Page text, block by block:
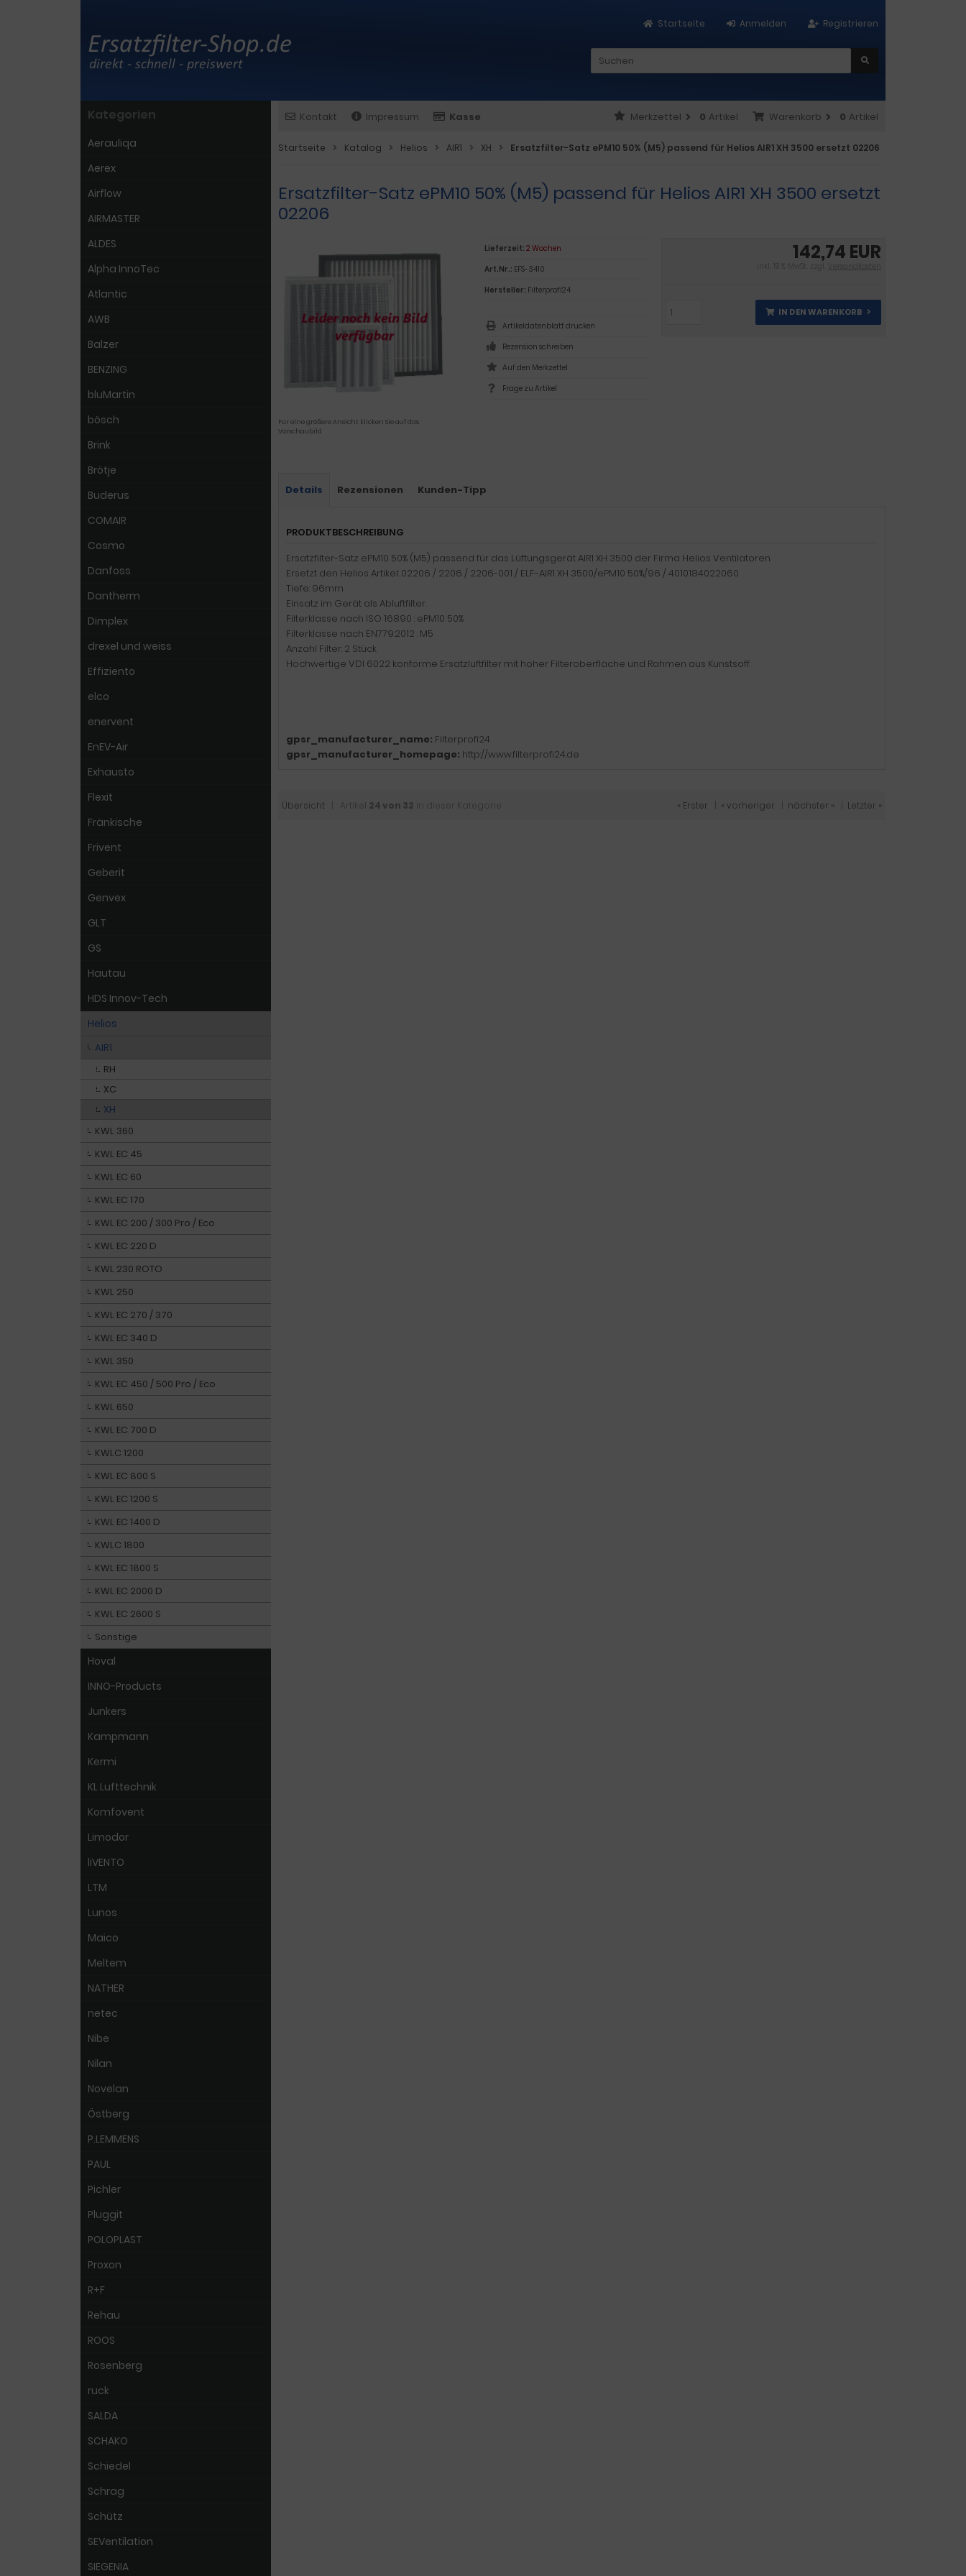
Registrieren
Anmelden
Startseite
Kontakt Impressum Kasse Warenkorb 0 Artikel
Merkzettel 0 Artikel
Startseite Katalog Helios AIR1 XH Ersatzfilter-Satz ePM10 50% (M5) passend für Helios AIR1 XH 3500 ersetzt 02206
Ersatzfilter-Satz ePM10 50% (M5) passend für Helios AIR1 XH 3500 ersetzt
02206
Für eine größere Ansicht klicken Sie auf das
Vorschaubild
142,74 EUR
inkl. 19 % MwSt. zzgl. Versandkosten
IN DEN WARENKORB
Lieferzeit: 2 Wochen
Art.Nr.: EFS-3410
Hersteller: Filterprofi24
Artikeldatenblatt drucken
Rezension schreiben
Frage zu Artikel
Details Rezensionen Kunden-Tipp
PRODUKTBESCHREIBUNG
Ersatzfilter-Satz ePM10 50% (M5) passend für das Lüftungsgerät AIR1 XH 3500 der Firma Helios Ventilatoren.
Ersetzt den Helios Artikel: 02206 / 2206 / 2206-001 / ELF-AIR1 XH 3500/ePM10 50%/96 / 4010184022060
Tiefe: 96mm
Einsatz im Gerät als Abluftfilter.
Filterklasse nach ISO 16890 : ePM10 50%
Filterklasse nach EN779:2012 : M5
Anzahl Filter: 2 Stück
Hochwertige VDI 6022 konforme Ersatzluftfilter mit hoher Filteroberfläche und Rahmen aus Kunstsoff.
gpsr_manufacturer_name: Filterprofi24
gpsr_manufacturer_homepage: http://www.filterprofi24.de
Übersicht | Artikel 24 von 32 in dieser Kategorie « Erster « vorheriger nächster » Letzter »
Kategorien
Aerauliqa
Aerex
Airflow
AIRMASTER
ALDES
Alpha InnoTec
Atlantic
AWB
Balzer
BENZING
bluMartin
bösch
Brink
Brötje
Buderus
COMAIR
Cosmo
Danfoss
Dantherm
Dimplex
drexel und weiss
Effiziento
elco
enervent
EnEV-Air
Exhausto
Flexit
Fränkische
Frivent
Geberit
Genvex
GLT
GS
Hautau
HDS Innov-Tech
Helios
AIR1
RH
XC
XH
KWL 360
KWL EC 45
KWL EC 60
KWL EC 170
KWL EC 200 / 300 Pro / Eco
KWL EC 220 D
KWL 230 ROTO
KWL 250
KWL EC 270 / 370
KWL EC 340 D
KWL 350
KWL EC 450 / 500 Pro / Eco
KWL 650
KWL EC 700 D
KWLC 1200
KWL EC 800 S
KWL EC 1200 S
KWL EC 1400 D
KWLC 1800
KWL EC 1800 S
KWL EC 2000 D
KWL EC 2600 S
Sonstige
Hoval
INNO-Products
Junkers
Kampmann
Kermi
KL Lufttechnik
Komfovent
Limodor
liVENTO
LTM
Lunos
Maico
Meltem
NATHER
netec
Nibe
Nilan
Novelan
Östberg
P.LEMMENS
PAUL
Pichler
Pluggit
POLOPLAST
Proxon
R+F
Rehau
ROOS
Rosenberg
ruck
SALDA
SCHAKO
Schiedel
Schrag
Schütz
SEVentilation
SIEGENIA